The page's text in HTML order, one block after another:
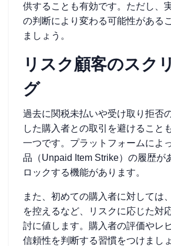
供することも有効です。ただし、
の判断により変わる可能性がある
ましょう。
リスク顧客のスク
グ
過去に関税未払いや受け取り拒否
した購入者との取引を避けること
一つです。プラットフォームによ
品（Unpaid Item Strike）の履歴が
ロックする機能があります。
また、初めての購入者に対しては
を控えるなど、リスクに応じた対
討に値します。購入者の評価やレ
信頼性を判断する習慣をつけましょ